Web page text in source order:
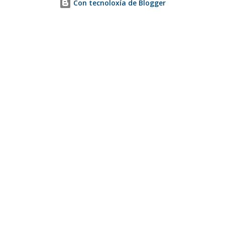
Con tecnoloxía de Blogger